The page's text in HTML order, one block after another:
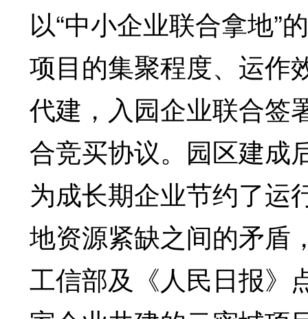
以“中小企业联合拿地”
项目的集聚程度、运作
代建，入园企业联合签
合竞买协议。园区建成
为成长期企业节约了运
地资源紧缺之间的矛盾
工信部及《人民日报》